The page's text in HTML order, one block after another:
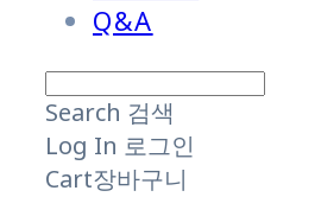
Q&A
Search 검색
Log In 로그인
Cart장바구니